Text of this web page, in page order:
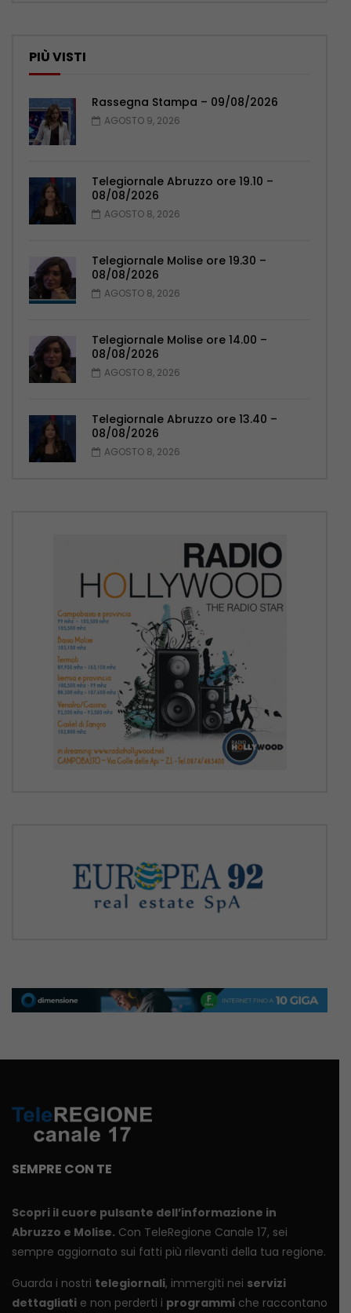
PIÙ VISTI
Rassegna Stampa – 09/08/2026
AGOSTO 9, 2026
Telegiornale Abruzzo ore 19.10 –
08/08/2026
AGOSTO 8, 2026
Telegiornale Molise ore 19.30 –
08/08/2026
AGOSTO 8, 2026
Telegiornale Molise ore 14.00 –
08/08/2026
AGOSTO 8, 2026
Telegiornale Abruzzo ore 13.40 –
08/08/2026
AGOSTO 8, 2026
SEMPRE CON TE
Scopri il cuore pulsante dell’informazione in
Abruzzo e Molise. Con TeleRegione Canale 17, sei
sempre aggiornato sui fatti più rilevanti della tua regione.
Guarda i nostri telegiornali, immergiti nei servizi
dettagliati e non perderti i programmi che raccontano